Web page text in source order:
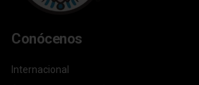
Conócenos
Internacional